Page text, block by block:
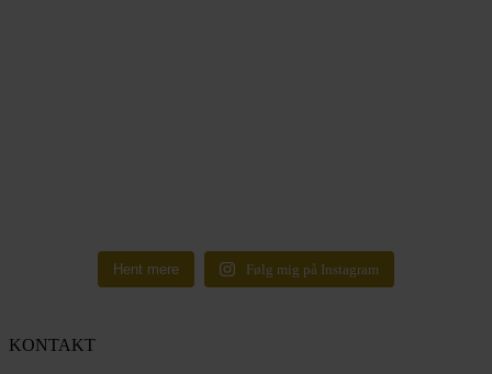
Hent mere Følg mig på Instagram
KONTAKT